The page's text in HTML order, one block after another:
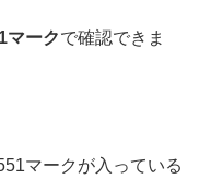
マークで確認できま
マークが入っている